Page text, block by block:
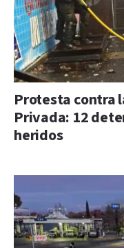
Protesta contra
Privada: 12
heridos